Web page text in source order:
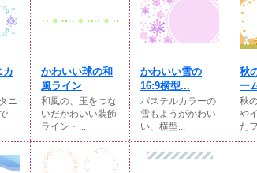
カ
ニ
かわいい球の和
風ライン
和風の、玉をつな
いだかわいい装飾
ライン・...
かわいい雪の
16:9横型...
パステルカラーの
雪もようがかわい
い、横型...
秋
ー
秋
や
た